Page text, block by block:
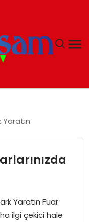
Yaratın Fuar
ilgi çekici hale